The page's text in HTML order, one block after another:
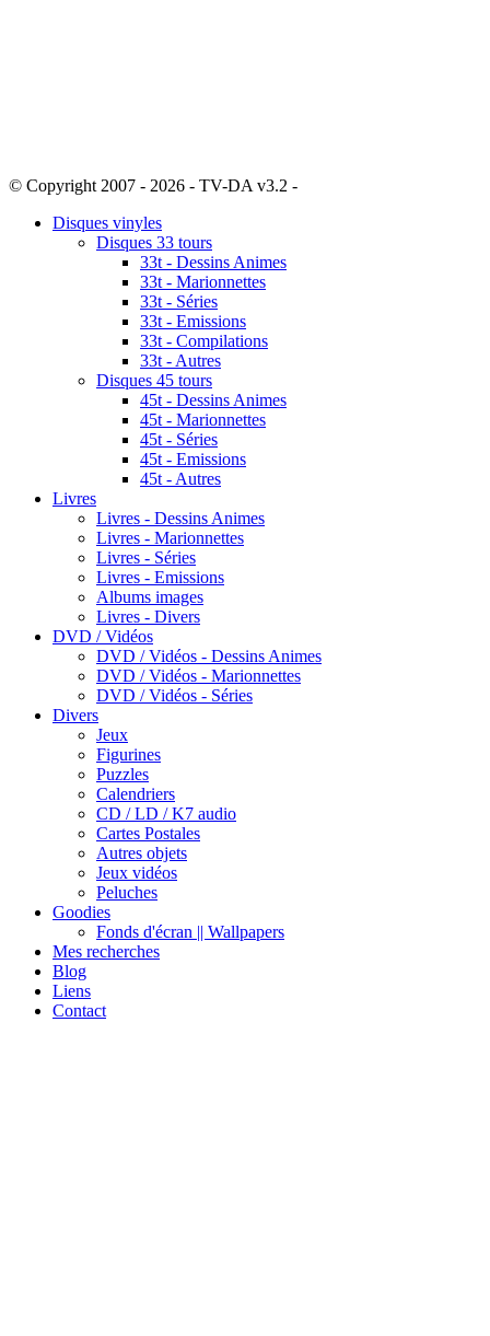
© Copyright 2007 - 2026 - TV-DA v3.2 -
Disques vinyles
Disques 33 tours
33t - Dessins Animes
33t - Marionnettes
33t - Séries
33t - Emissions
33t - Compilations
33t - Autres
Disques 45 tours
45t - Dessins Animes
45t - Marionnettes
45t - Séries
45t - Emissions
45t - Autres
Livres
Livres - Dessins Animes
Livres - Marionnettes
Livres - Séries
Livres - Emissions
Albums images
Livres - Divers
DVD / Vidéos
DVD / Vidéos - Dessins Animes
DVD / Vidéos - Marionnettes
DVD / Vidéos - Séries
Divers
Jeux
Figurines
Puzzles
Calendriers
CD / LD / K7 audio
Cartes Postales
Autres objets
Jeux vidéos
Peluches
Goodies
Fonds d'écran || Wallpapers
Mes recherches
Blog
Liens
Contact